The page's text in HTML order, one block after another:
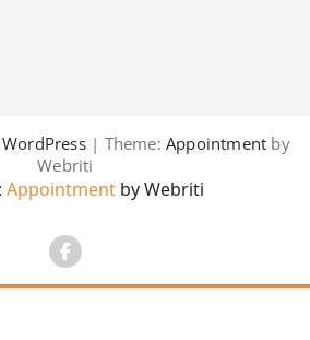
WordPress| Theme: Appointment by
Webriti
Appointment by Webriti